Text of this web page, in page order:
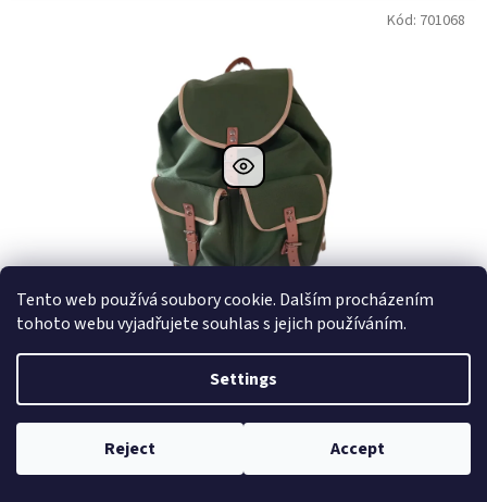
Tento web používá soubory cookie. Dalším procházením
tohoto webu vyjadřujete souhlas s jejich používáním.
Settings
Reject Accept
€54,58 Excl. VAT
Kód: 701068